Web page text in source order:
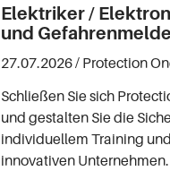
Elektriker /
und
27.07.2026 / Protection
Schließen Sie sich
und gestalten Sie die
individuellem Training
innovativen Unternehmen.